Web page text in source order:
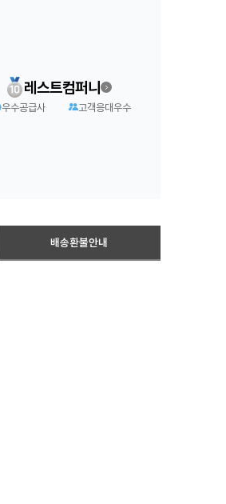
레스트컴퍼니
우수공급사 고객응대우수
배송환불안내